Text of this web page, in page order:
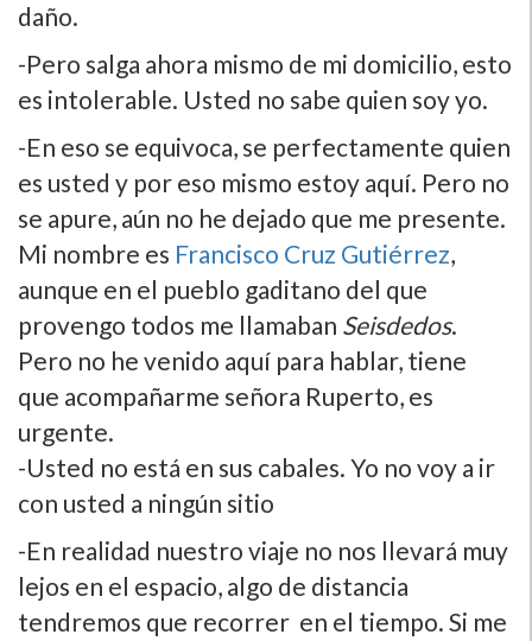
daño.
-Pero salga ahora mismo de mi domicilio, esto
es intolerable. Usted no sabe quien soy yo.
-En eso se equivoca, se perfectamente quien
es usted y por eso mismo estoy aquí­. Pero no
se apure, aún no he dejado que me presente.
Mi nombre es Francisco Cruz Gutiérrez,
aunque en el pueblo gaditano del que
provengo todos me llamaban Seisdedos.
Pero no he venido aquí­ para hablar, tiene
que acompañarme señora Ruperto, es
urgente.
-Usted no está en sus cabales. Yo no voy a ir
con usted a ningún sitio
-En realidad nuestro viaje no nos llevará muy
lejos en el espacio, algo de distancia
tendremos que recorrer en el tiempo. Si me